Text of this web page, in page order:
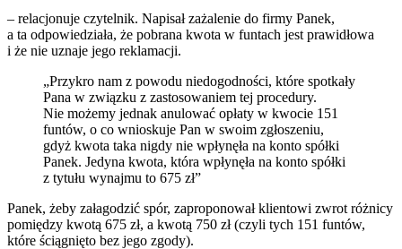
– relacjonuje czytelnik. Napisał zażalenie do firmy Panek,
a ta odpowiedziała, że pobrana kwota w funtach jest prawidłowa
i że nie uznaje jego reklamacji.
„Przykro nam z powodu niedogodności, które spotkały
Pana w związku z zastosowaniem tej procedury.
Nie możemy jednak anulować opłaty w kwocie 151
funtów, o co wnioskuje Pan w swoim zgłoszeniu,
gdyż kwota taka nigdy nie wpłynęła na konto spółki
Panek. Jedyna kwota, która wpłynęła na konto spółki
z tytułu wynajmu to 675 zł”
Panek, żeby załagodzić spór, zaproponował klientowi zwrot różnicy
pomiędzy kwotą 675 zł, a kwotą 750 zł (czyli tych 151 funtów,
które ściągnięto bez jego zgody).